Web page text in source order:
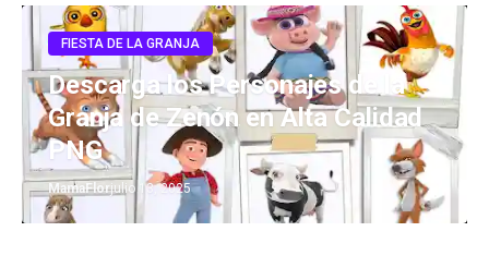
FIESTA DE LA GRANJA
Descarga los Personajes de la
Granja de Zenón en Alta Calidad
PNG
MamaFlorjulio 13, 2025